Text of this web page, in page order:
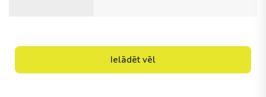
Ielādēt vēl